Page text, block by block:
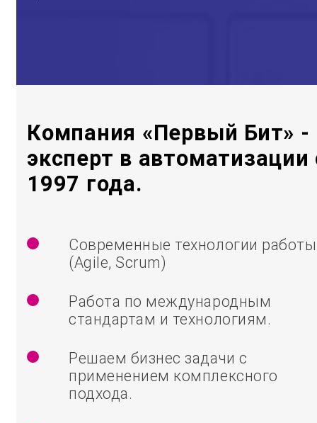
Компания «Первый Бит» -
эксперт в автоматизации
1997 года.
Современные технологии работы
(Agile, Scrum)
Работа по международным
стандартам и технологиям.
Решаем бизнес задачи с
применением комплексного
подхода.